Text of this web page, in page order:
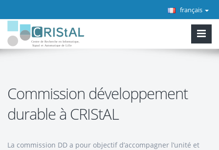
français
Commission développement
durable à CRIStAL
La commission DD a pour objectif d’accompagner l’unité et